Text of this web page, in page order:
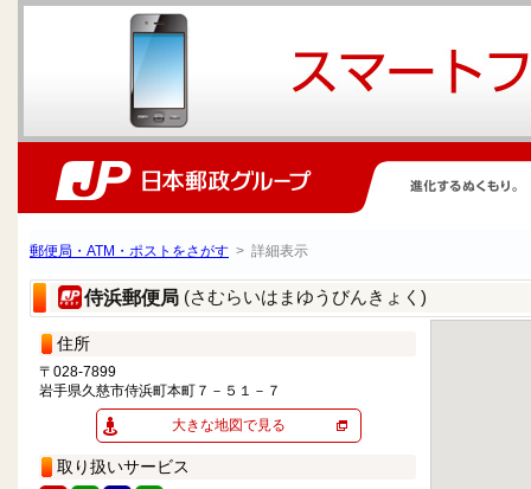
郵便局・ATM・ポストをさがす > 詳細表示
侍浜郵便局 (さむらいはまゆうびんきょく)
住所
〒028-7899
岩手県久慈市侍浜町本町７－５１－７
大きな地図で見る
取り扱いサービス